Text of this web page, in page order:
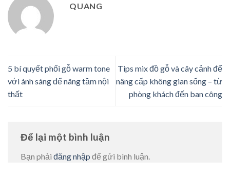
QUANG
5 bí quyết phối gỗ warm tone
với ánh sáng để nâng tầm nội
thất
Tips mix đồ gỗ và cây cảnh để
nâng cấp không gian sống – từ
phòng khách đến ban công
Để lại một bình luận
Bạn phải đăng nhập để gửi bình luận.